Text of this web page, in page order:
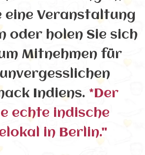
eine Veranstaltung
oder holen Sie sich
Mitnehmen für
Indiens. *Der
echte indische
in Berlin."